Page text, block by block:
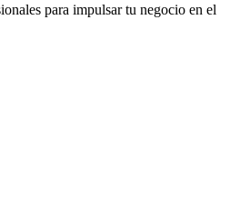
para impulsar tu negocio en el